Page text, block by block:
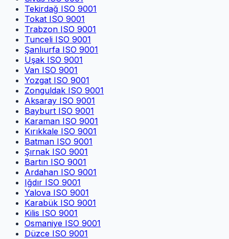
Tekirdağ ISO 9001
Tokat ISO 9001
Trabzon ISO 9001
Tunceli ISO 9001
Şanlıurfa ISO 9001
Uşak ISO 9001
Van ISO 9001
Yozgat ISO 9001
Zonguldak ISO 9001
Aksaray ISO 9001
Bayburt ISO 9001
Karaman ISO 9001
Kırıkkale ISO 9001
Batman ISO 9001
Şırnak ISO 9001
Bartın ISO 9001
Ardahan ISO 9001
Iğdır ISO 9001
Yalova ISO 9001
Karabük ISO 9001
Kilis ISO 9001
Osmaniye ISO 9001
Düzce ISO 9001